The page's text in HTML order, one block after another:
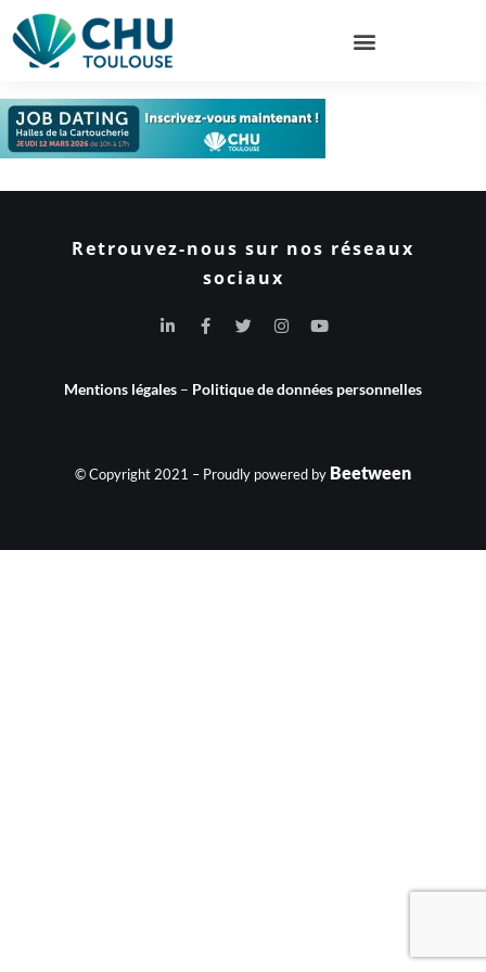
Retrouvez-nous sur nos réseaux
sociaux
Mentions légales – Politique de données personnelles
© Copyright 2021 – Proudly powered by Beetween